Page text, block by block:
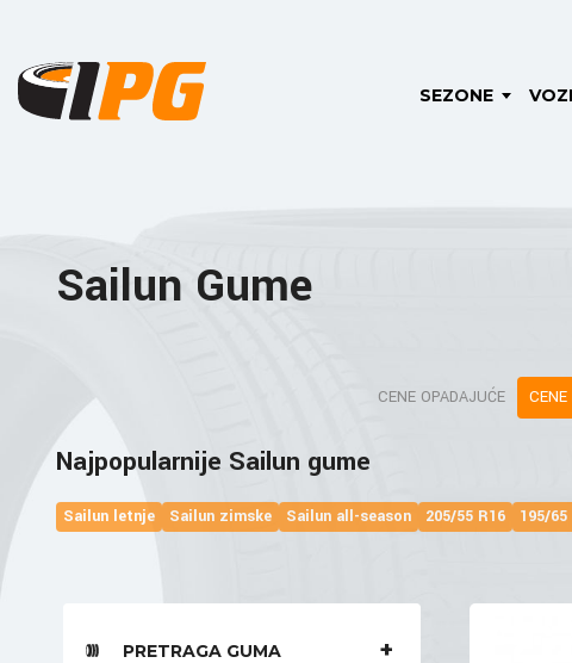
SEZONE
Sailun Gume
Najpopularnije Sailun gume
Sailun letnje Sailun zimske Sailun all-season 205/55 R16 195/65
CENE OPADAJUĆE CENE
PRETRAGA GUMA